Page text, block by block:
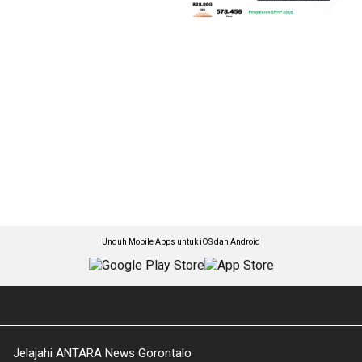
Unduh Mobile Apps untuk iOS dan Android
Jelajahi ANTARA News Gorontalo